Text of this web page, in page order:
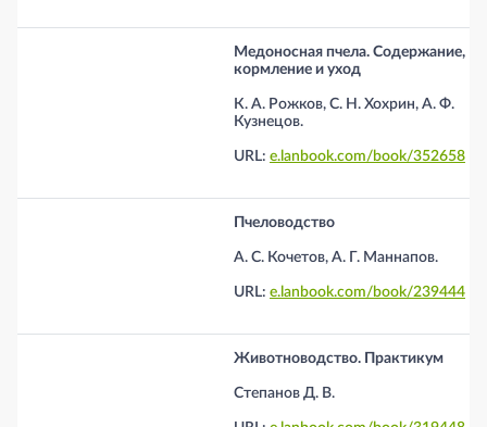
Медоносная пчела. Содержание,
кормление и уход
К. А. Рожков, С. Н. Хохрин, А. Ф.
Кузнецов.
URL: e.lanbook.com/book/352658
Пчеловодство
А. С. Кочетов, А. Г. Маннапов.
URL: e.lanbook.com/book/239444
Животноводство. Практикум
Степанов Д. В.